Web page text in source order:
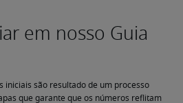
iniciais são resultado de um processo
que garante que os números reflitam